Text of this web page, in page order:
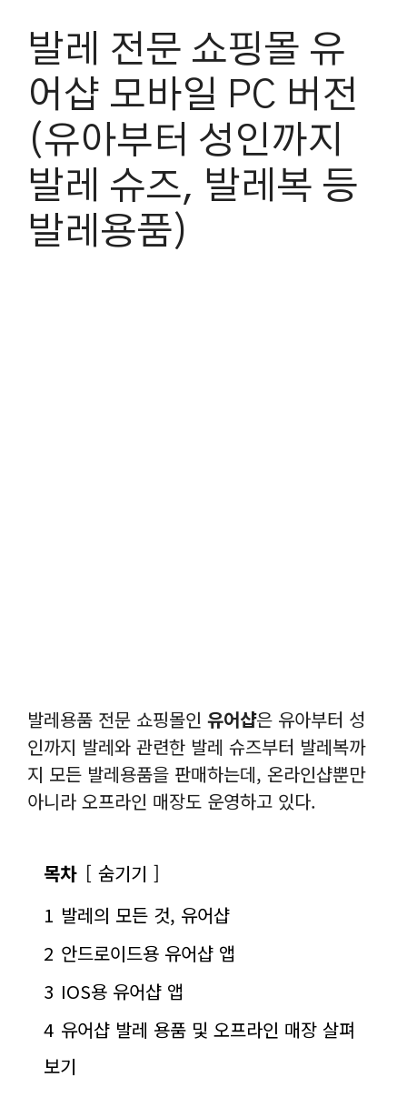
발레 전문 쇼핑몰 유
어샵 모바일 PC 버전
(유아부터 성인까지
발레 슈즈, 발레복 등
발레용품)
발레용품 전문 쇼핑몰인 유어샵은 유아부터 성
인까지 발레와 관련한 발레 슈즈부터 발레복까
지 모든 발레용품을 판매하는데, 온라인샵뿐만
아니라 오프라인 매장도 운영하고 있다.
목차
숨기기
1 발레의 모든 것, 유어샵
2 안드로이드용 유어샵 앱
3 IOS용 유어샵 앱
4 유어샵 발레 용품 및 오프라인 매장 살펴
보기